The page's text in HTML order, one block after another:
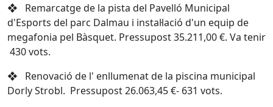
❖ Remarcatge de la pista del Pavelló Municipal
d'Esports del parc Dalmau i instal·lació d'un equip de
megafonia pel Bàsquet. Pressupost 35.211,00 €. Va tenir
430 vots.
❖ Renovació de l' enllumenat de la piscina municipal
Dorly Strobl. Pressupost 26.063,45 €- 631 vots.